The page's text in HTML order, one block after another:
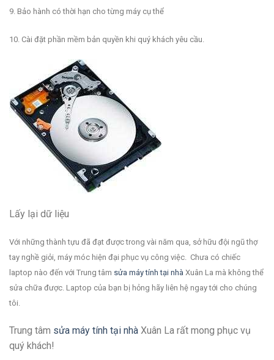
9. Bảo hành có thời hạn cho từng máy cụ thể
10. Cài đặt phần mềm bản quyền khi quý khách yêu cầu.
Lấy lại dữ liệu
Với những thành tựu đã đạt được trong vài năm qua, sở hữu đội ngũ thợ
tay nghề giỏi, máy móc hiện đại phục vụ công việc. Chưa có chiếc
laptop nào đến với Trung tâm sửa máy tính tại nhà Xuân La mà không thể
sửa chữa được. Laptop của bạn bị hỏng hãy liên hệ ngay tới cho chúng
tôi.
Trung tâm sửa máy tính tại nhà Xuân La rất mong phục vụ
quý khách!